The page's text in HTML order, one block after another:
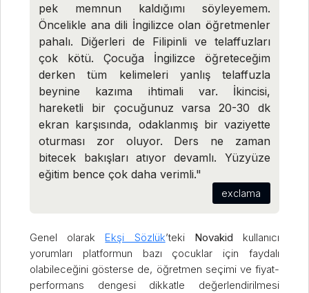
pek memnun kaldığımı söyleyemem.
Öncelikle ana dili İngilizce olan öğretmenler
pahalı. Diğerleri de Filipinli ve telaffuzları
çok kötü. Çocuğa İngilizce öğreteceğim
derken tüm kelimeleri yanlış telaffuzla
beynine kazıma ihtimali var. İkincisi,
hareketli bir çocuğunuz varsa 20-30 dk
ekran karşısında, odaklanmış bir vaziyette
oturması zor oluyor. Ders ne zaman
bitecek bakışları atıyor devamlı. Yüzyüze
eğitim bence çok daha verimli."
exclama
Genel olarak Ekşi Sözlük’teki Novakid kullanıcı
yorumları platformun bazı çocuklar için faydalı
olabileceğini gösterse de, öğretmen seçimi ve fiyat-
performans dengesi dikkatle değerlendirilmesi